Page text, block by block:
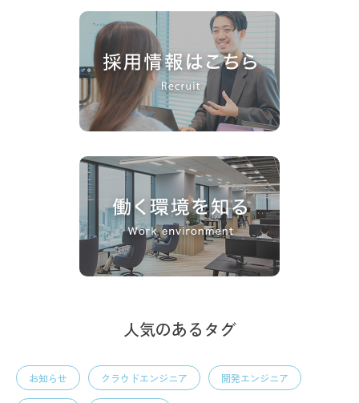
人気のあるタグ
お知らせ クラウドエンジニア 開発エンジニア